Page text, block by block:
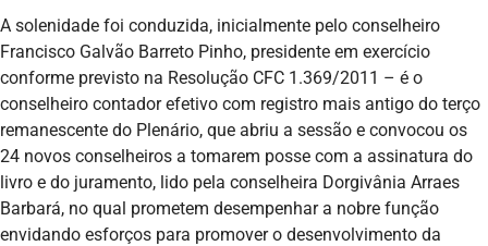
A solenidade foi conduzida, inicialmente pelo conselheiro
Francisco Galvão Barreto Pinho, presidente em exercício
conforme previsto na Resolução CFC 1.369/2011 – é o
conselheiro contador efetivo com registro mais antigo do terço
remanescente do Plenário, que abriu a sessão e convocou os
24 novos conselheiros a tomarem posse com a assinatura do
livro e do juramento, lido pela conselheira Dorgivânia Arraes
Barbará, no qual prometem desempenhar a nobre função
envidando esforços para promover o desenvolvimento da